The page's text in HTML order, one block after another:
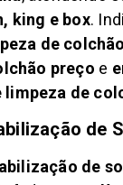
king e box.
de
preço e
limpeza de
de
de